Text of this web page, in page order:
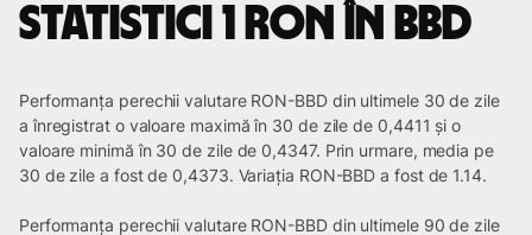
Statistici 1 RON în BBD
Performanța perechii valutare RON-BBD din ultimele 30 de zile
a înregistrat o valoare maximă în 30 de zile de 0,4411 și o
valoare minimă în 30 de zile de 0,4347. Prin urmare, media pe
30 de zile a fost de 0,4373. Variația RON-BBD a fost de 1.14.
Performanța perechii valutare RON-BBD din ultimele 90 de zile